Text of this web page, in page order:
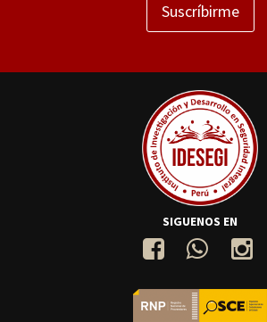
Suscríbirme
SIGUENOS EN